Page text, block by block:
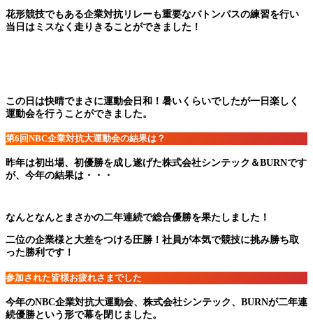
花形競技でもある企業対抗リレーも重要なバトンパスの練習を行い
当日はミスなく走りきることができました！
この日は快晴でまさに運動会日和！暑いくらいでしたが一日楽しく
運動会を行うことができました。
第6回NBC企業対抗大運動会の結果は？
昨年は初出場、初優勝を成し遂げた株式会社シンテック＆BURNです
が、今年の結果は・・・
なんとなんとまさかの二年連続で総合優勝を果たしました！
二位の企業様と大差をつける圧勝！社員が本気で競技に挑み勝ち取
った勝利です！
参加された皆様お疲れさまでした
今年のNBC企業対抗大運動会、株式会社シンテック、BURNが二年連
続優勝という形で幕を閉じました。